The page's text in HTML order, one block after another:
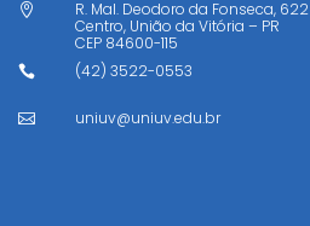

R. Mal. Deodoro da Fonseca, 622
Centro, União da Vitória – PR
CEP 84600-115
 (42) 3522-0553
 uniuv@uniuv.edu.br